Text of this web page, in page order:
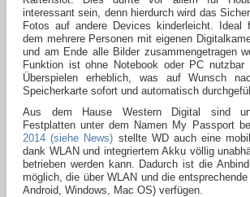
interessant sein, denn hierdurch wird das
Fotos auf andere Devices kinderleicht. Ideal
dem mehrere Personen mit eigenen
und am Ende alle Bilder zusammengetragen
Funktion ist ohne Notebook oder PC nutzbar
Überspielen erheblich, was auf Wunsch
Speicherkarte sofort und automatisch
Aus dem Hause Western Digital sind
Festplatten unter dem Namen My Passport
2014 (siehe News) stellte WD auch eine
dank WLAN und integriertem Akku völlig
betrieben werden kann. Dadurch ist die
möglich, die über WLAN und die
Android, Windows, Mac OS) verfügen.